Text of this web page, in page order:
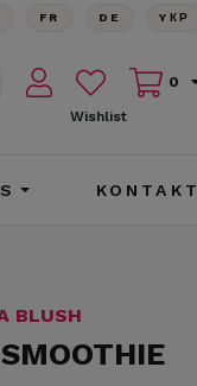
FR DE YКР
Wishlist
0
KONTAKT
BLUSH